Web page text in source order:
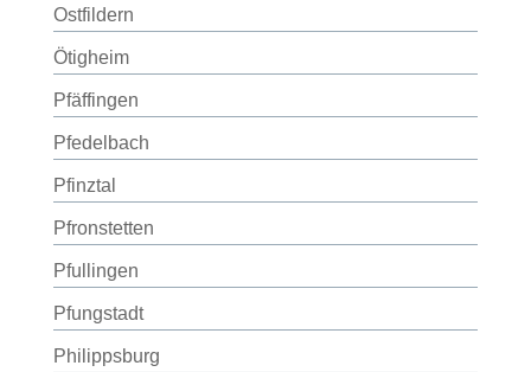
Ostfildern
Ötigheim
Pfäffingen
Pfedelbach
Pfinztal
Pfronstetten
Pfullingen
Pfungstadt
Philippsburg